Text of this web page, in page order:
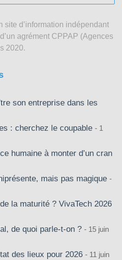
site d’information indépendant
agrément CPPAP (Agences
2020.
son entreprise dans les
: cherchez le coupable
1
humaine à monter d’un cran
mais pas magique
la maturité ? VivaTech 2026
de quoi parle-t-on ?
15 juin
des lieux pour 2026
11 juin